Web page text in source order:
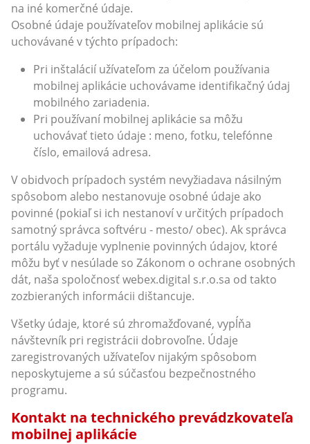
na iné komerčné údaje.
Osobné údaje používateľov mobilnej aplikácie sú
uchovávané v týchto prípadoch:
Pri inštalácií užívateľom za účelom používania
mobilnej aplikácie uchovávame identifikačný údaj
mobilného zariadenia.
Pri používaní mobilnej aplikácie sa môžu
uchovávať tieto údaje : meno, fotku, telefónne
číslo, emailová adresa.
V obidvoch prípadoch systém nevyžiadava násilným
spôsobom alebo nestanovuje osobné údaje ako
povinné (pokiaľ si ich nestanoví v určitých prípadoch
samotný správca softvéru - mesto/ obec). Ak správca
portálu vyžaduje vyplnenie povinných údajov, ktoré
môžu byť v nesúlade so Zákonom o ochrane osobných
dát, naša spoločnosť webex.digital s.r.o.sa od takto
zozbieraných informácii dištancuje.
Všetky údaje, ktoré sú zhromažďované, vypĺňa
návštevník pri registrácii dobrovoľne. Údaje
zaregistrovaných užívateľov nijakým spôsobom
neposkytujeme a sú súčasťou bezpečnostného
programu.
Kontakt na technického prevádzkovateľa
mobilnej aplikácie